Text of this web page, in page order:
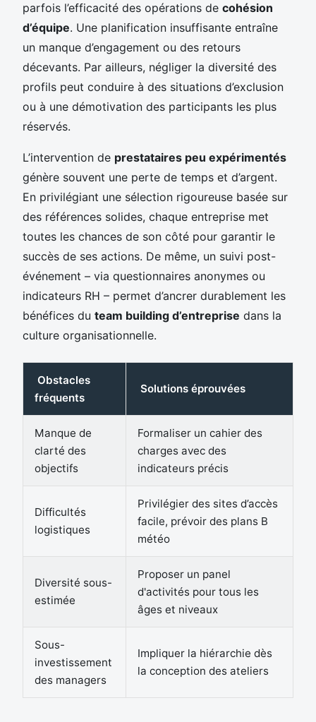
parfois l’efficacité des opérations de cohésion
d’équipe. Une planification insuffisante entraîne
un manque d’engagement ou des retours
décevants. Par ailleurs, négliger la diversité des
profils peut conduire à des situations d’exclusion
ou à une démotivation des participants les plus
réservés.
L’intervention de prestataires peu expérimentés
génère souvent une perte de temps et d’argent.
En privilégiant une sélection rigoureuse basée sur
des références solides, chaque entreprise met
toutes les chances de son côté pour garantir le
succès de ses actions. De même, un suivi post-
événement – via questionnaires anonymes ou
indicateurs RH – permet d’ancrer durablement les
bénéfices du team building d’entreprise dans la
culture organisationnelle.
Obstacles
fréquents
Solutions éprouvées
Manque de
clarté des
objectifs
Formaliser un cahier des
charges avec des
indicateurs précis
Difficultés
logistiques
Privilégier des sites d’accès
facile, prévoir des plans B
météo
Diversité sous-
estimée
Proposer un panel
d'activités pour tous les
âges et niveaux
Sous-
investissement
des managers
Impliquer la hiérarchie dès
la conception des ateliers